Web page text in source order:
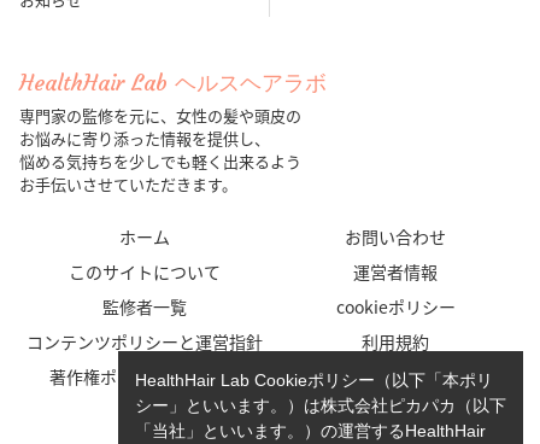
HealthHair Lab ヘルスヘアラボ
専門家の監修を元に、女性の髪や頭皮の
お悩みに寄り添った情報を提供し、
悩める気持ちを少しでも軽く出来るよう
お手伝いさせていただきます。
ホーム
お問い合わせ
このサイトについて
運営者情報
監修者一覧
cookieポリシー
コンテンツポリシーと運営指針
利用規約
著作権ポリシー/免責事項
プライバシーポリシー
HealthHair Lab Cookieポリシー（以下「本ポリ
シー」といいます。）は株式会社ピカパカ（以下
「当社」といいます。）の運営するHealthHair